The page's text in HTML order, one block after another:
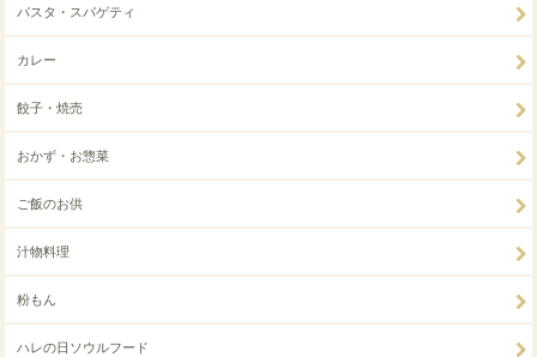
パスタ・スパゲティ
カレー
餃子・焼売
おかず・お惣菜
ご飯のお供
汁物料理
粉もん
ハレの日ソウルフード